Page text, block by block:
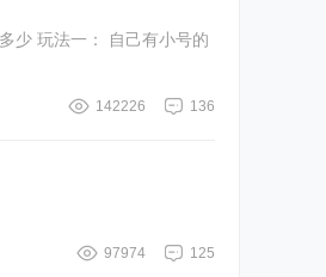
136
142226
125
97974